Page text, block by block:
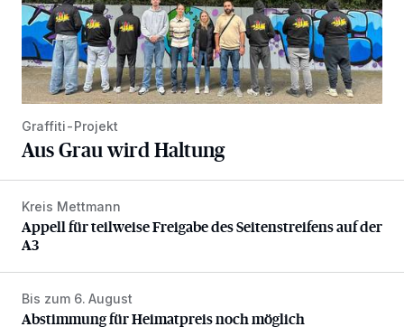
Graffiti-Projekt
Aus Grau wird Haltung
Appell für teilweise Freigabe des Seitenstreifens auf der A3
Kreis Mettmann
Appell für teilweise Freigabe des Seitenstreifens auf der
A3
Abstimmung für Heimatpreis noch möglich
Bis zum 6. August
Abstimmung für Heimatpreis noch möglich